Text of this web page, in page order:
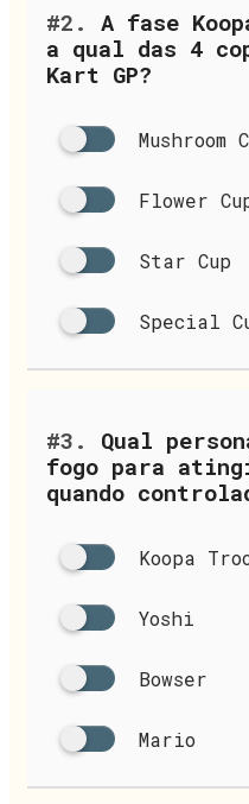
#2. A fase
a qual das 4
Kart GP?
Mushroom
Flower
Star Cup
Special
#3.
Qual
fogo para
quando
Koopa
Yoshi
Bowser
Mario